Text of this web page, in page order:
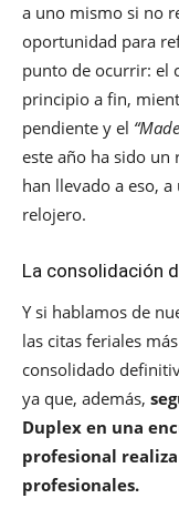
a uno mismo si no
oportunidad para
punto de ocurrir: el
principio a fin,
pendiente y el
este año ha sido un
han llevado a eso,
relojero.
La consolidación
Y si hablamos de
las citas feriales
consolidado
ya que, además,
Duplex en una
profesional
profesionales.